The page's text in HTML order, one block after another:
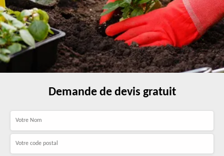
Demande de devis gratuit